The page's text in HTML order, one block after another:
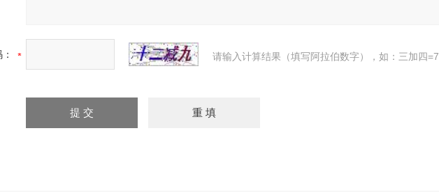
请输入计算结果（填写阿拉伯数字），如：三加四=7